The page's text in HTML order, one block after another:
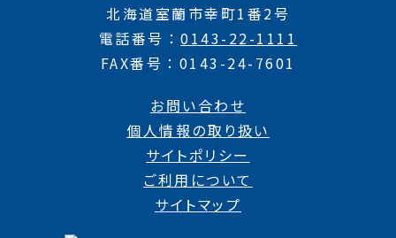
北海道室蘭市幸町1番2号
電話番号
0143-22-1111
FAX番号
0143-24-7601
お問い合わせ
個人情報の取り扱い
サイトポリシー
ご利用について
サイトマップ